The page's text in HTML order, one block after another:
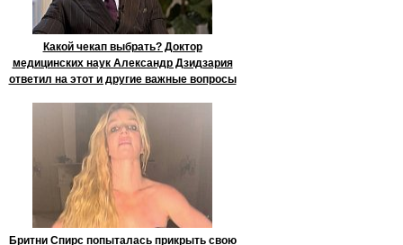
Какой чекап выбрать? Доктор
медицинских наук Александр Дзидзария
ответил на этот и другие важные вопросы
Бритни Спирс попыталась прикрыть свою